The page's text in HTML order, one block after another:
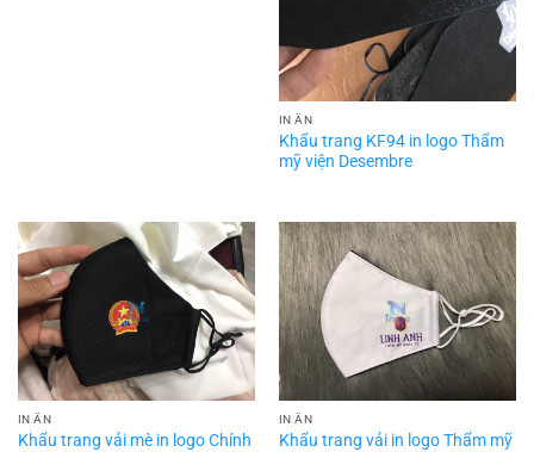
IN ẤN
Khẩu trang KF94 in logo Thẩm
mỹ viện Desembre
IN ẤN
Khẩu trang vải mè in logo Chính
IN ẤN
Khẩu trang vải in logo Thẩm mỹ